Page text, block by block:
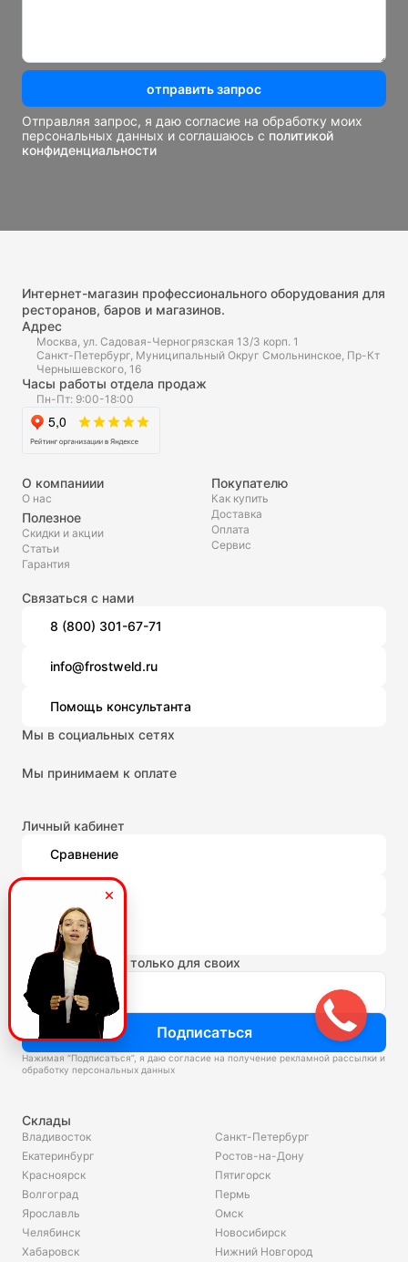
отправить запрос
Отправляя запрос, я даю согласие на обработку моих
персональных данных и соглашаюсь с политикой
конфиденциальности
Интернет-магазин профессионального оборудования для
ресторанов, баров и магазинов.
Адрес
Москва, ул. Садовая-Черногрязская 13/3 корп. 1
Санкт-Петербург, Муниципальный Округ Смольнинское, Пр-Кт
Чернышевского, 16
Часы работы отдела продаж
Пн-Пт: 9:00-18:00
О компаниии
О нас
Полезное
Скидки и акции
Статьи
Гарантия
Покупателю
Как купить
Доставка
Оплата
Сервис
Связаться с нами
8 (800) 301-67-71
info@frostweld.ru
Помощь консультанта
Мы в социальных сетях
Мы принимаем к оплате
Личный кабинет
Сравнение
Избранное
Корзина
Новости и акции только для своих
Подписаться
Нажимая “Подписаться”, я даю согласие на получение рекламной рассылки и
обработку персональных данных
Склады
Владивосток
Екатеринбург
Красноярск
Волгоград
Ярославль
Челябинск
Хабаровск
Санкт-Петербург
Ростов-на-Дону
Пятигорск
Пермь
Омск
Новосибирск
Нижний Новгород